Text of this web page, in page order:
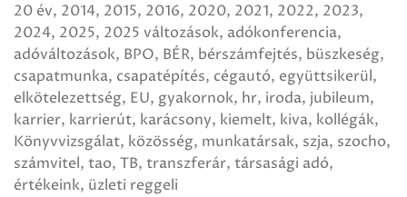
20 év 2014 2015 2016 2020 2021 2022 2023
2024 2025 2025 változások adókonferencia
adóváltozások BPO BÉR bérszámfejtés büszkeség
csapatmunka csapatépítés cégautó együttsikerül
elkötelezettség EU gyakornok hr iroda jubileum
karrier karrierút karácsony kiemelt kiva kollégák
Könyvvizsgálat közösség munkatársak szja szocho
számvitel tao TB transzferár társasági adó
értékeink üzleti reggeli